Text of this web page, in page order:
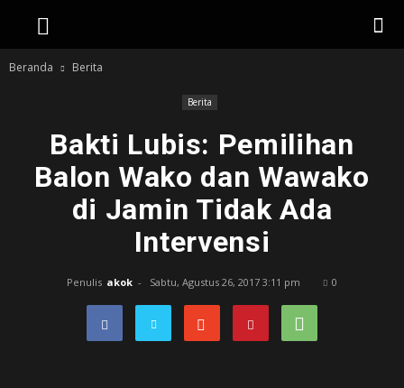
Beranda Berita
Berita
Bakti Lubis: Pemilihan
Balon Wako dan Wawako
di Jamin Tidak Ada
Intervensi
Penulis akok - Sabtu, Agustus 26, 2017 3:11 pm 0